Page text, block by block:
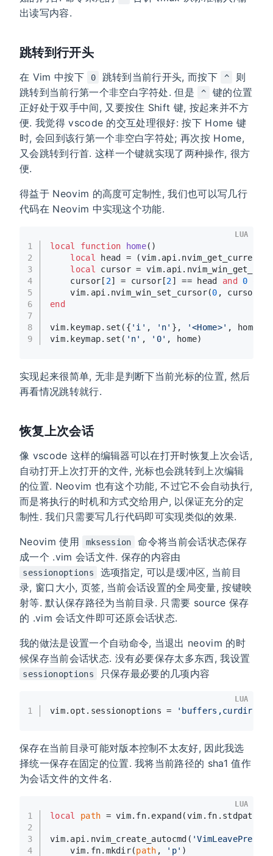
出读写内容.
跳转到行开头
在 Vim 中按下 0 跳转到当前行开头, 而按下 ^
则
跳转到当前行第一个非空白字符处. 但是
^
键的位置
正好处于双手中间, 又要按住 Shift 键, 按起来并不方
便. 我觉得 vscode 的交互处理很好: 按下 Home 键
时, 会回到该行第一个非空白字符处; 再次按 Home,
又会跳转到行首. 这样一个键就实现了两种操作, 很方
便.
得益于 Neovim 的高度可定制性, 我们也可以写几行
代码在 Neovim 中实现这个功能.
1
2
3
4
5
6
7
8
9
local function home()
local
head =
local
cursor =
    cursor[
2] = cursor[2] == head and 0
    vim.api.nvim_win_set_cursor(
0 , cursor)
end
vim.keymap.set({ 'i' , 'n' }, '<Home>' , home)
vim.keymap.set( 'n' , '0' , home)
LUA
实现起来很简单, 无非是判断下当前光标的位置, 然后
再看情况跳转就行.
恢复上次会话
像 vscode 这样的编辑器可以在打开时恢复上次会话,
自动打开上次打开的文件, 光标也会跳转到上次编辑
的位置. Neovim 也有这个功能, 不过它不会自动执行,
而是将执行的时机和方式交给用户, 以保证充分的定
制性. 我们只需要写几行代码即可实现类似的效果.
Neovim 使用 mksession
命令将当前会话状态保存
成一个 .vim 会话文件. 保存的内容由
sessionoptions
选项指定, 可以是缓冲区, 当前目
录, 窗口大小, 页签, 当前会话设置的全局变量, 按键映
射等. 默认保存路径为当前目录. 只需要 source 保存
的 .vim 会话文件即可还原会话状态.
我的做法是设置一个自动命令, 当退出 neovim 的时
候保存当前会话状态. 没有必要保存太多东西, 我设置
sessionoptions 只保存最必要的几项内容
1 vim.opt.sessionoptions =
LUA
保存在当前目录可能对版本控制不太友好, 因此我选
择统一保存在固定的位置. 我将当前路径的 sha1 值作
为会话文件的文件名.
1
2
3
4
local path = vim.fn.expand(vim.fn.stdpath(
vim.api.nvim_create_autocmd( 'VimLeavePre'
    vim.fn.mkdir(
path , 'p' )
LUA